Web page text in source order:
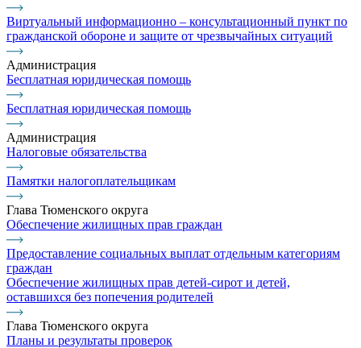
Виртуальный информационно – консультационный пункт по
гражданской обороне и защите от чрезвычайных ситуаций
Администрация
Бесплатная юридическая помощь
Бесплатная юридическая помощь
Администрация
Налоговые обязательства
Памятки налогоплательщикам
Глава Тюменского округа
Обеспечение жилищных прав граждан
Предоставление социальных выплат отдельным категориям
граждан
Обеспечение жилищных прав детей-сирот и детей,
оставшихся без попечения родителей
Глава Тюменского округа
Планы и результаты проверок